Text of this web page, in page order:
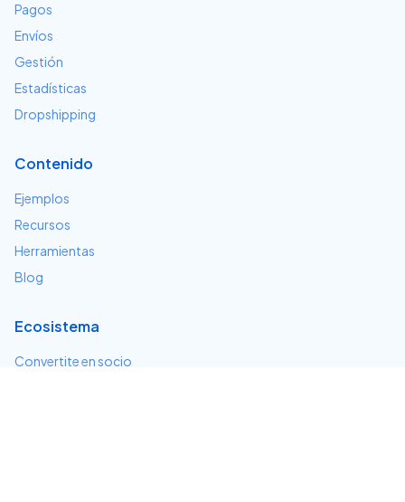
Pagos
Envíos
Gestión
Estadísticas
Dropshipping
Contenido
Ejemplos
Recursos
Herramientas
Blog
Ecosistema
Convertite en socio